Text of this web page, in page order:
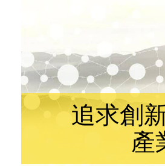
立於技術
射出絕